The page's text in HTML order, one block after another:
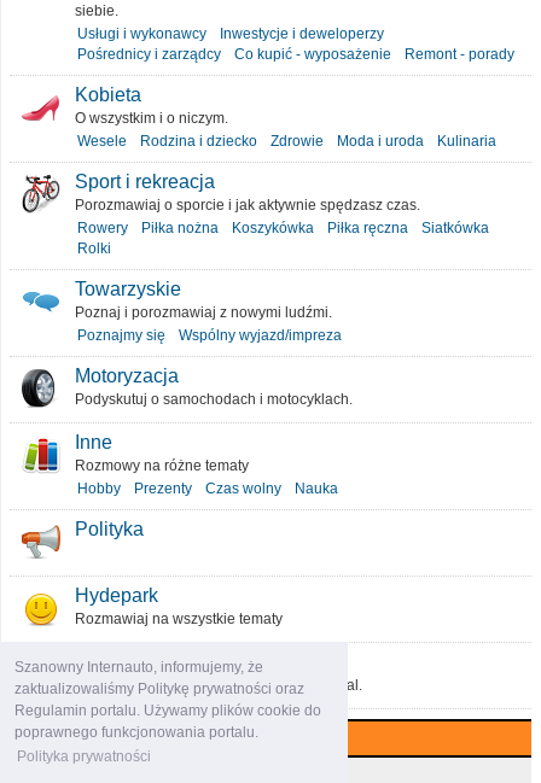
Szanowny Internauto, informujemy, że
zaktualizowaliśmy Politykę prywatności oraz
Regulamin portalu. Używamy plików cookie do
poprawnego funkcjonowania portalu.
Polityka prywatności
siebie.
Usługi i wykonawcy
Inwestycje i deweloperzy
Pośrednicy i zarządcy
Co kupić - wyposażenie Remont - porady
Kobieta
O wszystkim i o niczym.
Wesele
Rodzina i dziecko Zdrowie Moda i uroda Kulinaria
Sport i rekreacja
Porozmawiaj o sporcie i jak aktywnie spędzasz czas.
Rowery
Piłka nożna Koszykówka Piłka ręczna
Siatkówka
Rolki
Towarzyskie
Poznaj i porozmawiaj z nowymi ludźmi.
Poznajmy się
Wspólny wyjazd/impreza
Motoryzacja
Podyskutuj o samochodach i motocyklach.
Inne
Rozmowy na różne tematy
Hobby
Prezenty Czas wolny Nauka
Polityka
Hydepark
Rozmawiaj na wszystkie tematy
O portalu
Podziel się pomysłami, które ulepszą portal.
Najczęściej komentowane (7 dni)